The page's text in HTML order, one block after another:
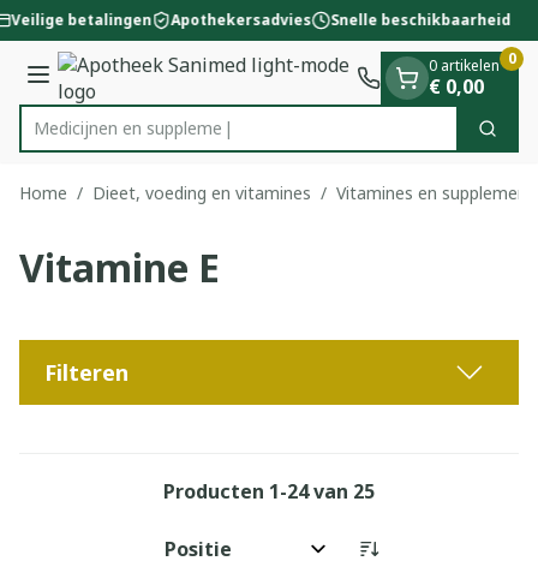
Ga naar de inhoud
1 van 1
Veilige betalingen Apothekersadvies Snelle beschikbaarheid
Menu
Product, merk, categorie...
Med Zoek
0 artikelen
€ 0,00
0
Home / Dieet, voeding en vitamines / Vitamines en
Vitamine E
Filteren
Producten 1-24van 25
Sorteer op: